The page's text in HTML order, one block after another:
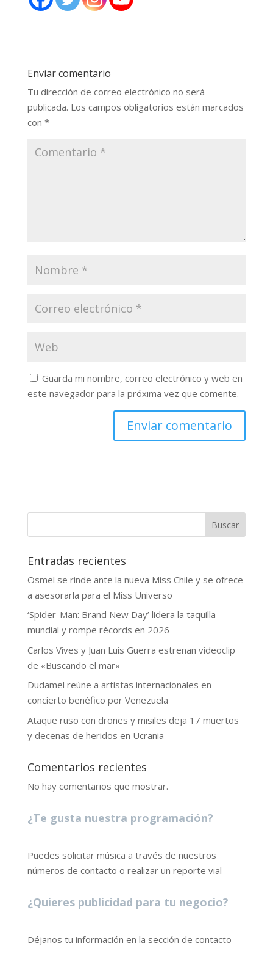
Enviar comentario
Tu dirección de correo electrónico no será
publicada. Los campos obligatorios están marcados
con *
Guarda mi nombre, correo electrónico y web en
este navegador para la próxima vez que comente.
Buscar
Entradas recientes
Osmel se rinde ante la nueva Miss Chile y se ofrece
a asesorarla para el Miss Universo
‘Spider-Man: Brand New Day’ lidera la taquilla
mundial y rompe récords en 2026
Carlos Vives y Juan Luis Guerra estrenan videoclip
de «Buscando el mar»
Dudamel reúne a artistas internacionales en
concierto benéfico por Venezuela
Ataque ruso con drones y misiles deja 17 muertos
y decenas de heridos en Ucrania
Comentarios recientes
No hay comentarios que mostrar.
¿Te gusta nuestra programación?
Puedes solicitar música a través de nuestros
números de contacto o realizar un reporte vial
¿Quieres publicidad para tu negocio?
Déjanos tu información en la sección de contacto